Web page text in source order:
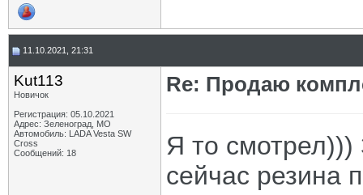
11.10.2021, 21:31
Kut113
Новичок
Регистрация: 05.10.2021
Адрес: Зеленоград, МО
Автомобиль: LADA Vesta SW
Cross
Сообщений: 18
Re: Продаю
Я то смотрел)))
сейчас резина